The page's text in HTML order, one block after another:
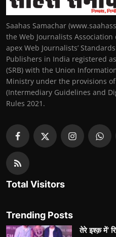
Saahas Samachar
the Web Journalists Association
apex Web Journalists’
Publishers in India registered
(SRB) with the Union
Ministry under the provisions
(Intermediary Guidelines and
Rules 2021.
Total Visitors
Trending Posts
तेरे इश्क़ में’